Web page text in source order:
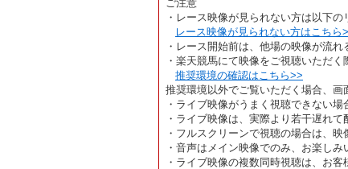
ご注意
・レース映像が見られない方は以下の
レース映像が見られない方はこちら
・レース開始前は、他場の映像が流れ
・楽天競馬にて映像をご視聴いただ
推奨環境の確認はこちら>>
推奨環境以外でご覧いただく場合、画
・ライブ映像がうまく視聴できない
・ライブ映像は、実際より若干遅れて
・フルスクリーンで視聴の場合は、
・音声はメイン映像でのみ、お楽しみ
・ライブ映像の複数同時視聴は、お